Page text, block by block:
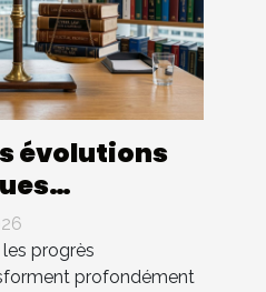
évolutions
le droit
? progrès
profondément